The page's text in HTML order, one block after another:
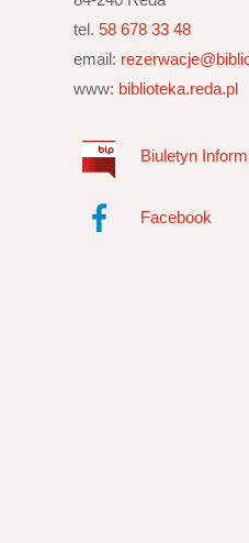
tel.58 678 33 48
email:
www: biblioteka.reda.pl
Biuletyn
Facebook